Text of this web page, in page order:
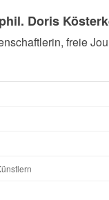
Doris
freie